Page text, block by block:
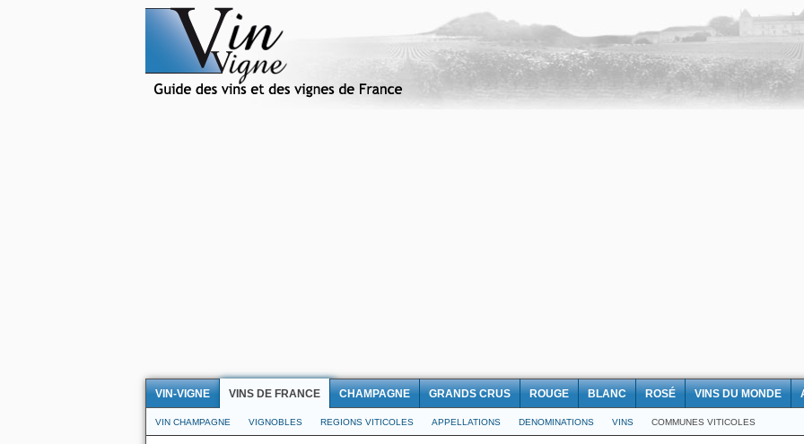
VIN-VIGNE VINS DE FRANCE CHAMPAGNE GRANDS CRUS ROUGE BLANC ROSÉ VINS DU MONDE
VIN CHAMPAGNE VIGNOBLES REGIONS VITICOLES APPELLATIONS DENOMINATIONS VINS COMMUNES VITICOLES